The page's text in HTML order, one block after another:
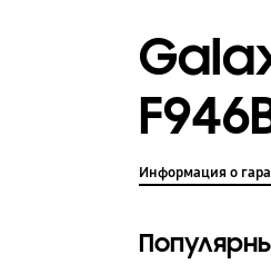
Информация о